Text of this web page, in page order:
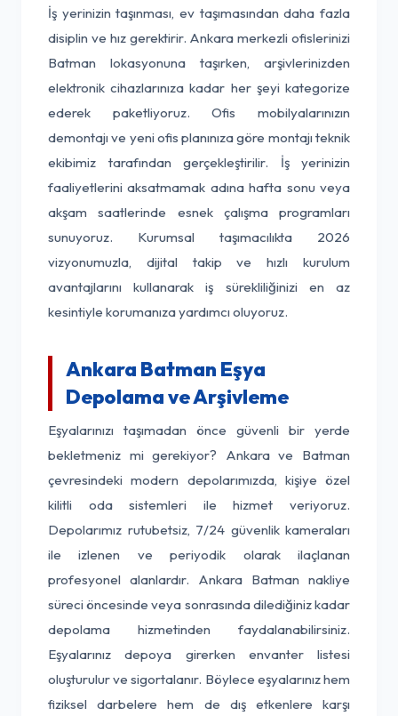
İş yerinizin taşınması, ev taşımasından daha fazla
disiplin ve hız gerektirir. Ankara merkezli ofislerinizi
Batman lokasyonuna taşırken, arşivlerinizden
elektronik cihazlarınıza kadar her şeyi kategorize
ederek paketliyoruz. Ofis mobilyalarınızın
demontajı ve yeni ofis planınıza göre montajı teknik
ekibimiz tarafından gerçekleştirilir. İş yerinizin
faaliyetlerini aksatmamak adına hafta sonu veya
akşam saatlerinde esnek çalışma programları
sunuyoruz. Kurumsal taşımacılıkta 2026
vizyonumuzla, dijital takip ve hızlı kurulum
avantajlarını kullanarak iş sürekliliğinizi en az
kesintiyle korumanıza yardımcı oluyoruz.
Ankara Batman Eşya
Depolama ve Arşivleme
Eşyalarınızı taşımadan önce güvenli bir yerde
bekletmeniz mi gerekiyor? Ankara ve Batman
çevresindeki modern depolarımızda, kişiye özel
kilitli oda sistemleri ile hizmet veriyoruz.
Depolarımız rutubetsiz, 7/24 güvenlik kameraları
ile izlenen ve periyodik olarak ilaçlanan
profesyonel alanlardır. Ankara Batman nakliye
süreci öncesinde veya sonrasında dilediğiniz kadar
depolama hizmetinden faydalanabilirsiniz.
Eşyalarınız depoya girerken envanter listesi
oluşturulur ve sigortalanır. Böylece eşyalarınız hem
fiziksel darbelere hem de dış etkenlere karşı